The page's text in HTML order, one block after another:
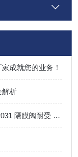
成就您的业务！
析
发酵高温蒸汽灭菌频繁漏液？宝德 2031 隔膜阀耐受 150℃短时 SIP 稳定运行